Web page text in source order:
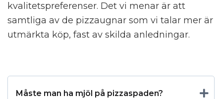
kvalitetspreferenser. Det vi menar är att
samtliga av de pizzaugnar som vi talar mer är
utmärkta köp, fast av skilda anledningar.
Måste man ha mjöl på pizzaspaden?